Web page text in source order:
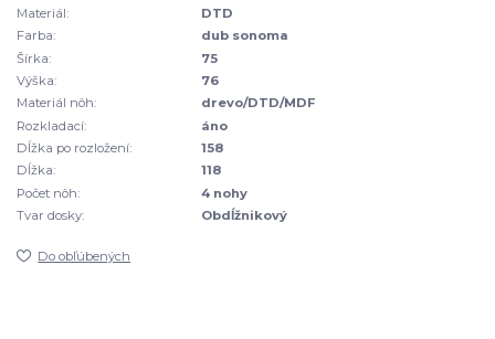
Materiál:
DTD
Farba:
dub sonoma
Šírka:
75
Výška:
76
Materiál nôh:
drevo/DTD/MDF
Rozkladací:
áno
Dĺžka po rozložení:
158
Dĺžka:
118
Počet nôh:
4 nohy
Tvar dosky:
Obdĺžnikový
Do obľúbených